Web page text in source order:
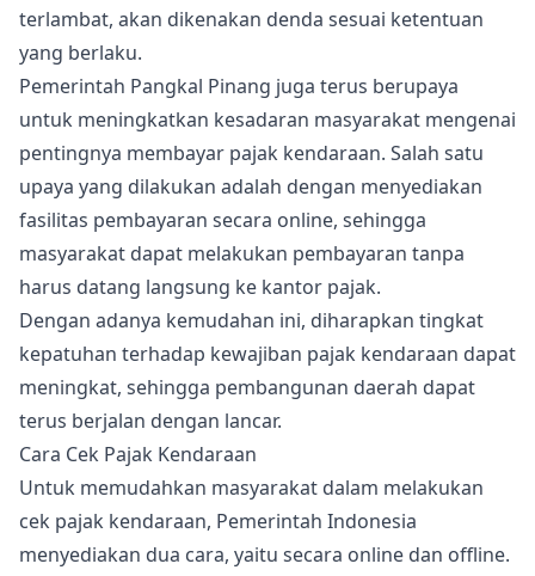
terlambat, akan dikenakan denda sesuai ketentuan
yang berlaku.
Pemerintah Pangkal Pinang juga terus berupaya
untuk meningkatkan kesadaran masyarakat mengenai
pentingnya membayar pajak kendaraan. Salah satu
upaya yang dilakukan adalah dengan menyediakan
fasilitas pembayaran secara online, sehingga
masyarakat dapat melakukan pembayaran tanpa
harus datang langsung ke kantor pajak.
Dengan adanya kemudahan ini, diharapkan tingkat
kepatuhan terhadap kewajiban pajak kendaraan dapat
meningkat, sehingga pembangunan daerah dapat
terus berjalan dengan lancar.
Cara Cek Pajak Kendaraan
Untuk memudahkan masyarakat dalam melakukan
cek pajak kendaraan, Pemerintah Indonesia
menyediakan dua cara, yaitu secara online dan offline.